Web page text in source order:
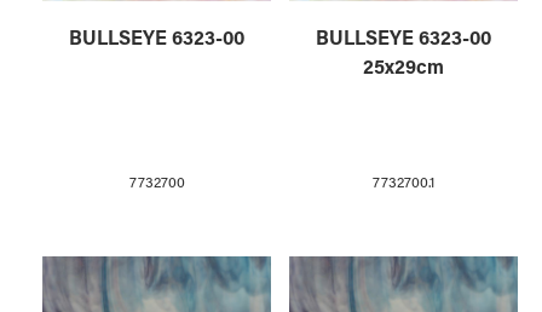
BULLSEYE 6323-00
7732700
BULLSEYE 6323-00
25x29cm
7732700.1